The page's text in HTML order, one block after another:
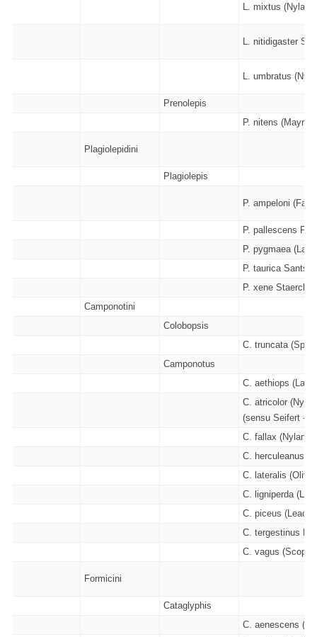
L. mixtus
L. nitidigaster
L. umbratus
Prenolepis
P. nitens (Mayr -
Plagiolepidini
Plagiolepis
P. ampeloni
P. pallescens
P. pygmaea
P. taurica
P. xene Staercke
Camponotini
Colobopsis
C. truncata
Camponotus
C. aethiops
C. atricolor
(sensu Seifert -
C. fallax
C. herculeanus
C. lateralis
C. ligniperda
C. piceus (Leach
C. tergestinus
C. vagus (Scopoli
Formicini
Cataglyphis
C. aenescens